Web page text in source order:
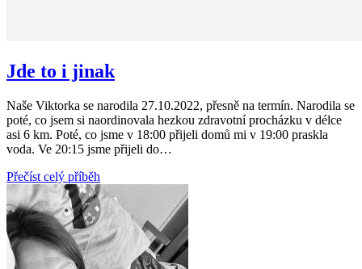
Jde to i jinak
Naše Viktorka se narodila 27.10.2022, přesně na termín. Narodila se
poté, co jsem si naordinovala hezkou zdravotní procházku v délce
asi 6 km. Poté, co jsme v 18:00 přijeli domů mi v 19:00 praskla
voda. Ve 20:15 jsme přijeli do…
Přečíst celý příběh